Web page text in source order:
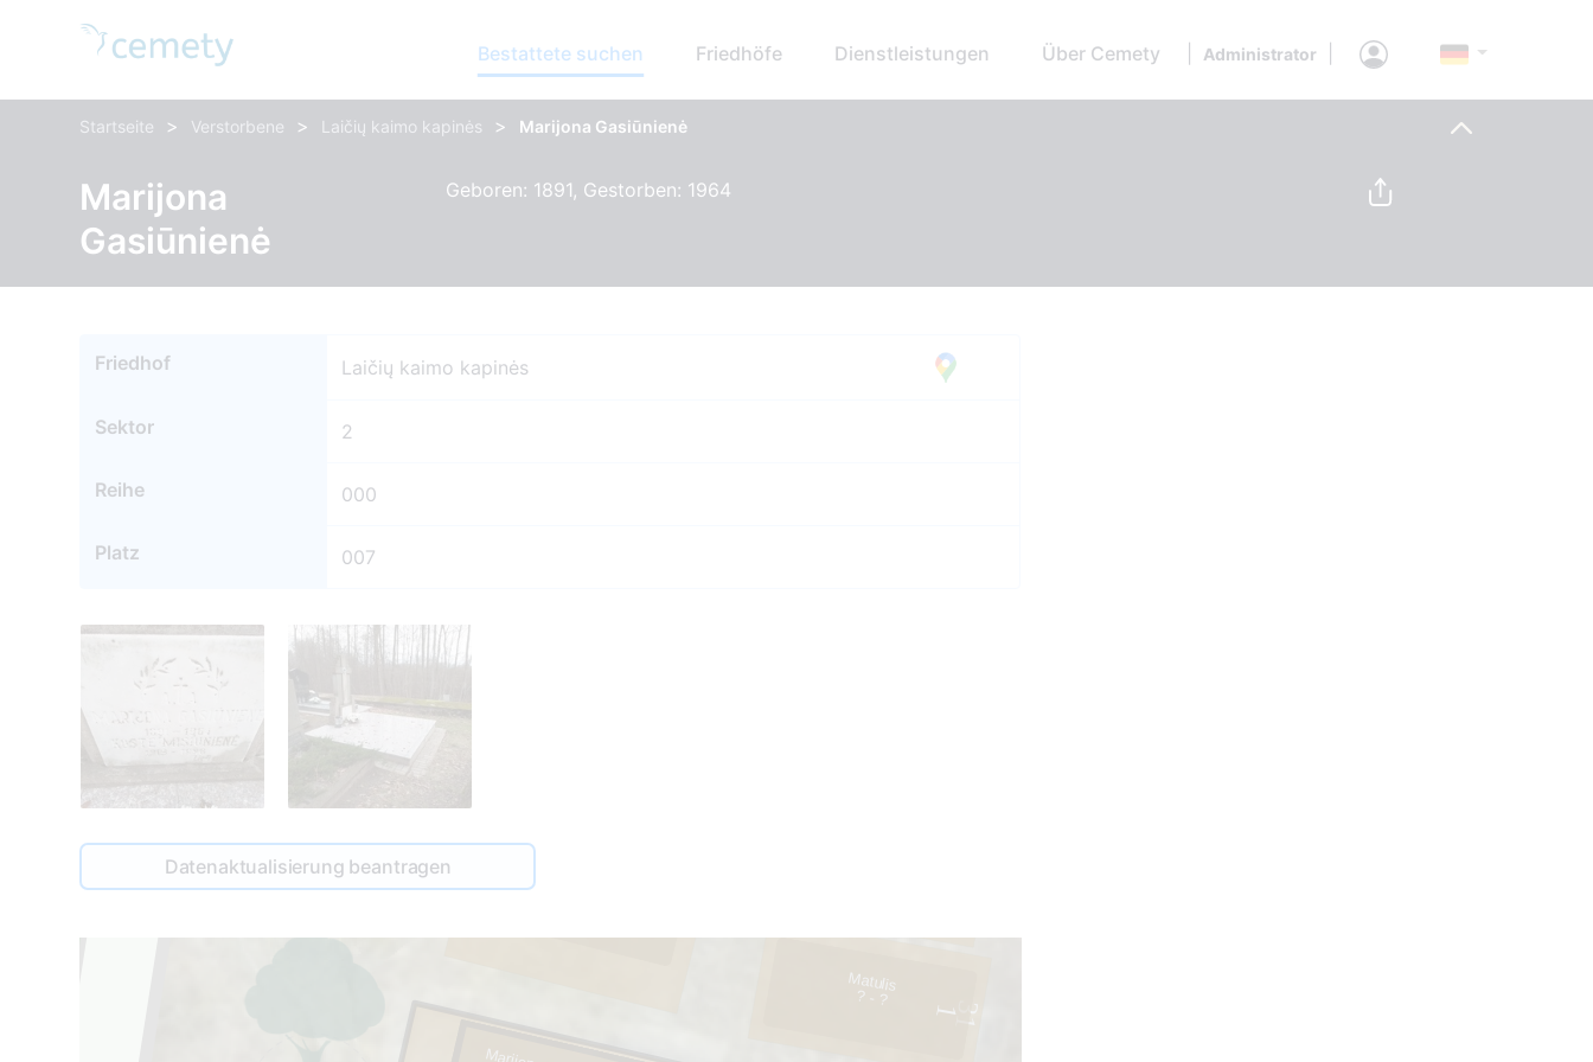
Bestattete suchen Friedhöfe Dienstleistungen Über Cemety Administrator
Startseite > Verstorbene > Laičių kaimo kapinės > Marijona Gasiūnienė
Marijona
Gasiūnienė
Geboren: 1891, Gestorben: 1964
Friedhof Laičių kaimo kapinės
Sektor 2
Reihe 000
Platz 007
Datenaktualisierung beantragen
31
1
Matulis
? - ?